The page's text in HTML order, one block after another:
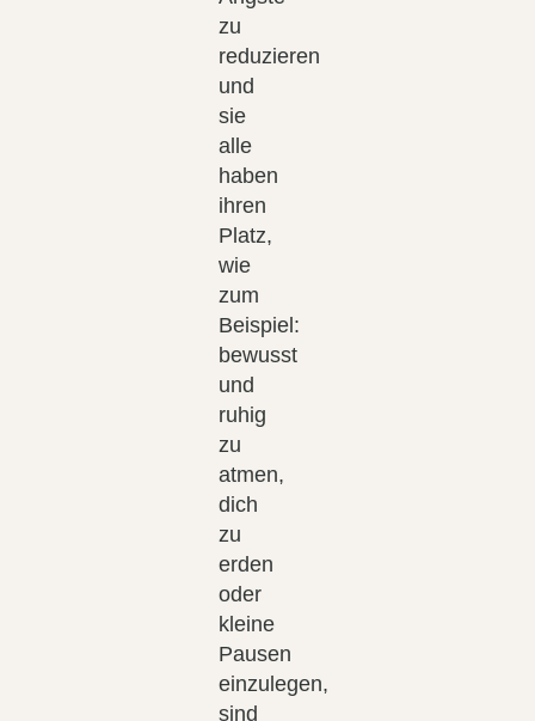
zu
reduzieren
und
sie
alle
haben
ihren
Platz,
wie
zum
Beispiel:
bewusst
und
ruhig
zu
atmen,
dich
zu
erden
oder
kleine
Pausen
einzulegen,
sind